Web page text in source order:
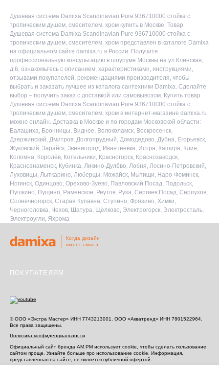
Душевая система Damixa Scandinavian Pure 936710000 стойка с
тропическим душем, смесителем, хром купить в Москве. Товар
Душевая система Damixa Scandinavian Pure 936710000 стойка с
тропическим душем, смесителем, хром представлен в каталоге Damixa
на официальном сайте damixa.ru в России. Получите
профессиональную консультацию в шоуруме Москвы на ул Клинская,
д.6, ознакомьтесь с описанием, характеристиками, инструкциями,
отзывами покупателей, рекомендациями производителя, чтобы
выбрать и заказать лучшее из каталога сантехники Damixa. Сделайте
выбор – получить заказ с доставкой или самовывозом. Купить товар
Душевая система Damixa Scandinavian Pure 936710000 стойка с
тропическим душем, смесителем, хром в интернет-магазине damixa.ru
можно онлайн. Доставка в Москве и по городам Московской области:
Балашиха, Бронницы, Видное, Волоколамск, Воскресенск,
Дзержинский, Дмитров, Долгопрудный, Домодедово, Дубна, Егорьевск,
Жуковский, Зарайск, Звенигород, Ивантеевка, Истра, Кашира, Клин,
Коломна, Королёв, Котельники, Красногорск, Краснозаводск,
Краснознаменск, Кубинка, Ликино-Дулёво, Лобня, Лосино-Петровский,
Луховицы, Лыткарино, Люберцы, Можайск, Мытищи, Наро-Фоминск,
Ногинск, Одинцово, Орехово-Зуево, Павловский Посад, Подольск,
Пушкино, Пущино, Раменское, Реутов, Руза, Сергиев Посад, Серпухов,
Солнечногорск, Старая Купавна, Ступино, Фрязино, Химки,
Черноголовка, Чехов, Шатура, Щёлково, Электрогорск, Электросталь,
Электроугли, Яхрома
Когда дизайн
имеет смысл
ПОКУПАТЕЛЯМ
© ООО «Экстра Мастер» ИНН 7743213001, ООО «Акватренд» ИНН 7801522964.
Все права защищены.
Политика конфиденциальности
Официальный сайт бренда AM.PM использует cookie, чтобы сделать пользование
сайтом проще. Узнайте больше про использование cookie. Информация,
представленная на сайте, не является публичной офертой.